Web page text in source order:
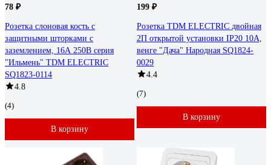
78 ₽
Розетка слоновая кость с
защитными шторками с
заземлением, 16А 250В серия
"Ильмень" TDM ELECTRIC
SQ1823-0114
4.8
(4)
В корзину
199 ₽
Розетка TDM ELECTRIC двойная
2П открытой установки IP20 10А,
венге "Дача" Народная SQ1824-
0029
4.4
(7)
В корзину